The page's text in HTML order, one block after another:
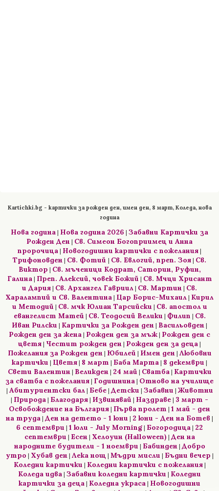
Kartichki.bg - картички за рожден ден, имен ден, 8 март, Коледа, нова
година
Нова година | Нова година 2026 | Забавни Картички за
Рожден Ден | Св. Симеон Богоприимец и Анна
пророчица | Новогодишни картички с пожелания |
Трифоновден | Св. Фотий | Св. Евлогий, преп. Зоя | Св.
Виктор | Св. мъченици Кодрат, Саторин, Руфин,
Галина | Преп. Алексий, човек Божий | Св. Мчци Хрисант
и Дария | Св. Архангел Гавриил | Св. Мартин | Св.
Харалампий и Св. Валентина | Цар Борис-Михаил | Кирил
и Методий | Св. мчк Юлиан Тарсийски | Св. апостол и
евангелист Матей | Св. Теодосий Велики | Филип | Св.
Иван Рилски | Картички за Рожден ден | Васильовден |
Рожден ден за жена | Рожден ден за мъж | Рожден ден с
цветя | Честит рожден ден | Рожден ден за деца |
Пожелания за Рожден ден | Юбилей | Имен ден | Любовни
картички | Цветя | 8 март | Баба Марта | 8 декември |
Свети Валентин | Великден | 24 май | Сватба | Картички
за сватба с пожелания | Годишнина | Отново на училище
| Абитуриентски бал | Бебе| Детски | Забавни | Животни
| Природа | Благодаря | Извинявай | Наздраве | 3 март -
Освобождение на България | Първа пролет | 1 май - ден
на труда | Ден на детето - 1 юни | 2 юни - Ден на Ботев |
6 септември | 1 юли - July Morning | Богородица | 22
септември | Есен | Хелоуин (Halloween) | Ден на
народните будители - 1 ноември | Бабинден | Добро
утро | Хубав ден | Лека нощ | Мъдри мисли | Бъдни вечер |
Коледни картички | Коледни картички с пожелания|
Коледа идва | Забавни коледни картички | Коледни
картички за деца | Коледна украса | Новогодишни